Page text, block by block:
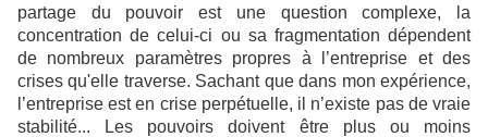
partage du pouvoir est une question complexe, la
concentration de celui-ci ou sa fragmentation dépendent
de nombreux paramètres propres à l’entreprise et des
crises qu'elle traverse. Sachant que dans mon expérience,
l’entreprise est en crise perpétuelle, il n’existe pas de vraie
stabilité... Les pouvoirs doivent être plus ou moins